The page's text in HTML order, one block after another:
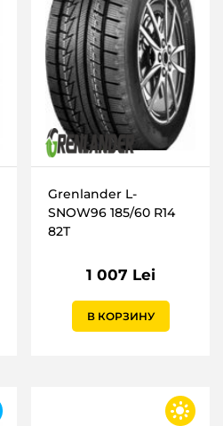
Grenlander L-
SNOW96 185/60 R14
82T
1 007 Lei
В КОРЗИНУ